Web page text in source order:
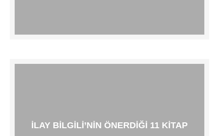
İLAY BILGILI’NIN ÖNERDIĞI 11 KITAP